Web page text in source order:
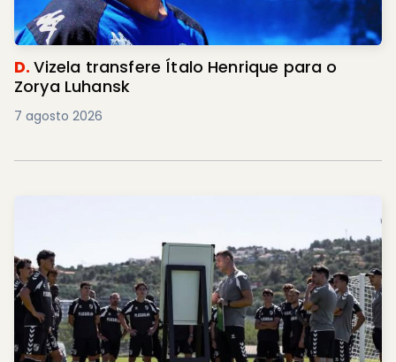
D.Vizela transfere Ítalo Henrique para o
Zorya Luhansk
7 agosto 2026